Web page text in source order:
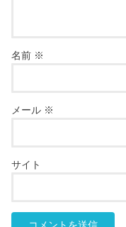
名前 ※
メール ※
サイト